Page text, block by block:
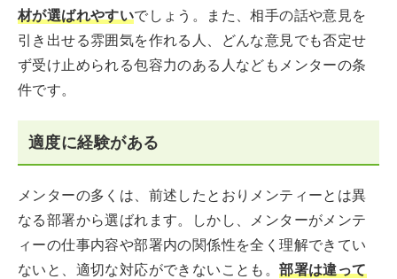
材が選ばれやすいでしょう。また、相手の話や意見を
引き出せる雰囲気を作れる人、どんな意見でも否定せ
ず受け止められる包容力のある人などもメンターの条
件です。
適度に経験がある
メンターの多くは、前述したとおりメンティーとは異
なる部署から選ばれます。しかし、メンターがメンテ
ィーの仕事内容や部署内の関係性を全く理解できてい
ないと、適切な対応ができないことも。部署は違って